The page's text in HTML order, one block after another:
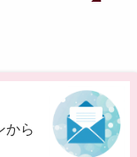
イ
から